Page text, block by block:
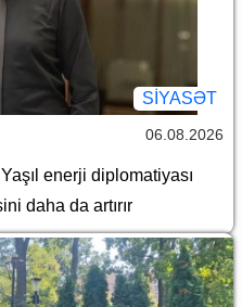
SİYASƏT
06.08.2026
enerji diplomatiyası
daha da artırır